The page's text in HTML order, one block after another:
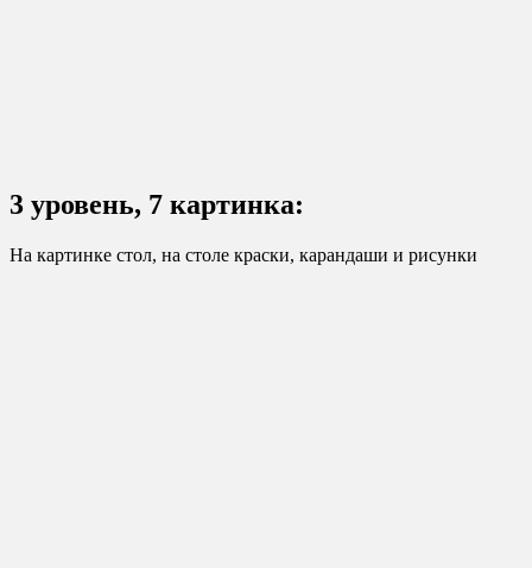
3 уровень, 7 картинка:
На картинке стол, на столе краски, карандаши и рисунки